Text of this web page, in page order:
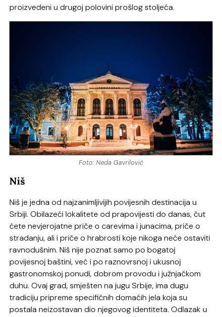
proizvedeni u drugoj polovini prošlog stoljeća.
Foto: Neda Gavrilović
Niš
Niš je jedna od najzanimljivijih povijesnih destinacija u
Srbiji. Obilazeći lokalitete od prapovijesti do danas, čut
ćete nevjerojatne priče o carevima i junacima, priče o
stradanju, ali i priče o hrabrosti koje nikoga neće ostaviti
ravnodušnim. Niš nije poznat samo po bogatoj
povijesnoj baštini, već i po raznovrsnoj i ukusnoj
gastronomskoj ponudi, dobrom provodu i južnjačkom
duhu. Ovaj grad, smješten na jugu Srbije, ima dugu
tradiciju pripreme specifičnih domaćih jela koja su
postala neizostavan dio njegovog identiteta. Odlazak u